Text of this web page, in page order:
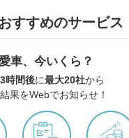
菱 デリカD:5
すすめのサービス
車、今いくら？
時間後に最大20社から
果をWebでお知らせ！